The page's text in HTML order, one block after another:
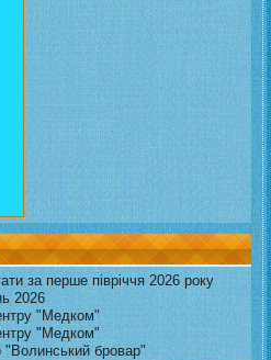
за перше півріччя 2026 року
2026
"Медком"
"Медком"
"Волинський бровар"